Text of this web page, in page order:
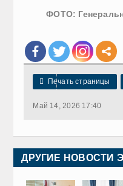
ФОТО:
 Печать страницы
Май 14, 2026 17:40
ДРУГИЕ НОВОСТИ